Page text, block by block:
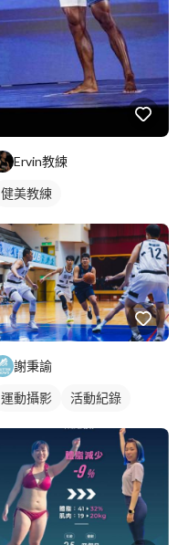
Ervin教練
健美教練
謝秉諭
運動攝影 活動紀錄